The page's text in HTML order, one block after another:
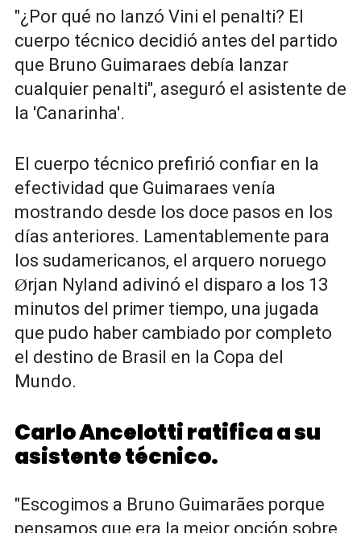
"¿Por qué no lanzó Vini el penalti? El
cuerpo técnico decidió antes del partido
que Bruno Guimaraes debía lanzar
cualquier penalti", aseguró el asistente de
la 'Canarinha'.
El cuerpo técnico prefirió confiar en la
efectividad que Guimaraes venía
mostrando desde los doce pasos en los
días anteriores. Lamentablemente para
los sudamericanos, el arquero noruego
Ørjan Nyland adivinó el disparo a los 13
minutos del primer tiempo, una jugada
que pudo haber cambiado por completo
el destino de Brasil en la Copa del
Mundo.
Carlo Ancelotti ratifica a su
asistente técnico.
"Escogimos a Bruno Guimarães porque
pensamos que era la mejor opción sobre